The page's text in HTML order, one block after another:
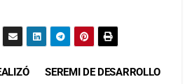
SEREMI DE DESARROLLO